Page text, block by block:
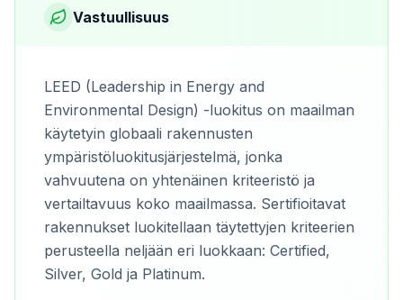
Vastuullisuus
LEED (Leadership in Energy and
Environmental Design) -luokitus on maailman
käytetyin globaali rakennusten
ympäristöluokitusjärjestelmä, jonka
vahvuutena on yhtenäinen kriteeristö ja
vertailtavuus koko maailmassa. Sertifioitavat
rakennukset luokitellaan täytettyjen kriteerien
perusteella neljään eri luokkaan: Certified,
Silver, Gold ja Platinum.